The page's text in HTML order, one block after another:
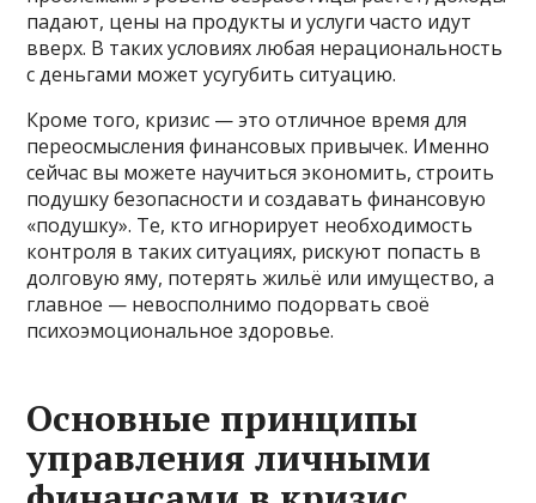
падают, цены на продукты и услуги часто идут
вверх. В таких условиях любая нерациональность
с деньгами может усугубить ситуацию.
Кроме того, кризис — это отличное время для
переосмысления финансовых привычек. Именно
сейчас вы можете научиться экономить, строить
подушку безопасности и создавать финансовую
«подушку». Те, кто игнорирует необходимость
контроля в таких ситуациях, рискуют попасть в
долговую яму, потерять жильё или имущество, а
главное — невосполнимо подорвать своё
психоэмоциональное здоровье.
Основные принципы
управления личными